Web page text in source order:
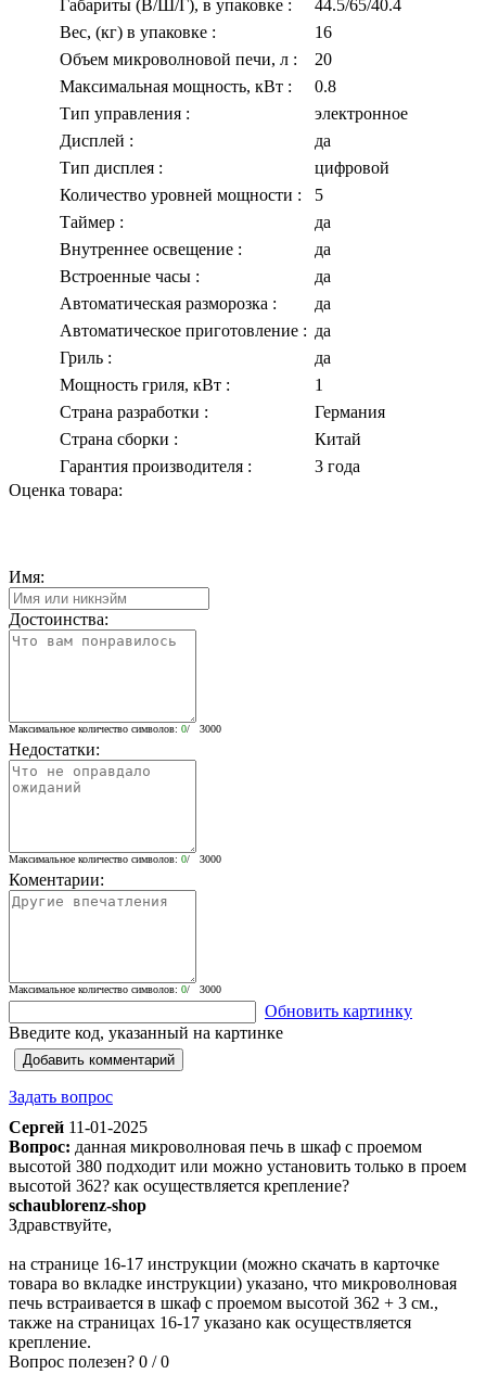
Габариты (В/Ш/Г), в упаковке:
44.5/65/40.4
Вес, (кг) в упаковке:
16
Объем микроволновой печи, л:
20
Максимальная мощность, кВт:
0.8
Тип управления:
электронное
Дисплей :
да
Тип дисплея:
цифровой
Количество уровней мощности :
5
Таймер:
да
Внутреннее освещение:
да
Встроенные часы:
да
Автоматическая разморозка :
да
Автоматическое приготовление: да
Гриль:
да
Мощность гриля, кВт:
1
Страна разработки :
Германия
Страна сборки :
Китай
Гарантия производителя:
3 года
Оценка товара:
Имя:
Достоинства:
Максимальное количество символов: 0/ 3000
Недостатки:
Максимальное количество символов: 0/ 3000
Коментарии:
Максимальное количество символов: 0/ 3000
Обновить картинку
Введите код, указанный на картинке
Добавить комментарий
Задать вопрос
Сергей 11-01-2025
Вопрос: данная микроволновая печь в шкаф с проемом
высотой 380 подходит или можно установить только в проем
высотой 362? как осуществляется крепление?
schaublorenz-shop
Здравствуйте,
на странице 16-17 инструкции (можно скачать в карточке
товара во вкладке инструкции) указано, что микроволновая
печь встраивается в шкаф с проемом высотой 362 + 3 см.,
также на страницах 16-17 указано как осуществляется
крепление.
Вопрос полезен? 0 /0